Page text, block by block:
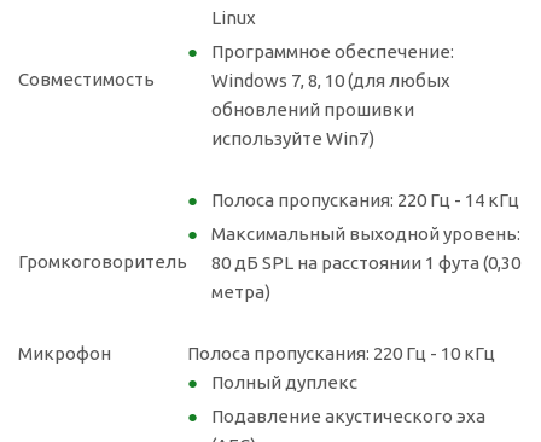
Совместимость
Linux
Программное обеспечение:
Windows 7, 8, 10 (для любых
обновлений прошивки
используйте Win7)
Громкоговоритель
Полоса пропускания: 220 Гц - 14 кГц
Максимальный выходной уровень:
80 дБ SPL на расстоянии 1 фута (0,30
метра)
Микрофон
Полоса пропускания: 220 Гц - 10 кГц
Полный дуплекс
Подавление акустического эха